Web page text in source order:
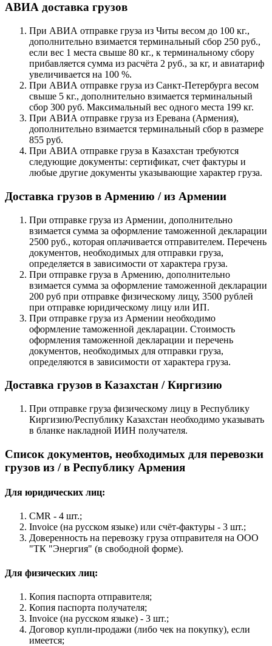
АВИА доставка грузов
При АВИА отправке груза из Читы весом до 100 кг.,
дополнительно взимается терминальный сбор 250 руб.,
если вес 1 места свыше 80 кг., к терминальному сбору
прибавляется сумма из расчёта 2 руб., за кг, и авиатариф
увеличивается на 100 %.
При АВИА отправке груза из Санкт-Петербурга весом
свыше 5 кг., дополнительно взимается терминальный
сбор 300 руб. Максимальный вес одного места 199 кг.
При АВИА отправке груза из Еревана (Армения),
дополнительно взимается терминальный сбор в размере
855 руб.
При АВИА отправке груза в Казахстан требуются
следующие документы: сертификат, счет фактуры и
любые другие документы указывающие характер груза.
Доставка грузов в Армению / из Армении
При отправке груза из Армении, дополнительно
взимается сумма за оформление таможенной декларации
2500 руб., которая оплачивается отправителем. Перечень
документов, необходимых для отправки груза,
определяется в зависимости от характера груза.
При отправке груза в Армению, дополнительно
взимается сумма за оформление таможенной декларации
200 руб при отправке физическому лицу, 3500 рублей
при отправке юридическому лицу или ИП.
При отправке груза из Армении необходимо
оформление таможенной декларации. Стоимость
оформления таможенной декларации и перечень
документов, необходимых для отправки груза,
определяются в зависимости от характера груза.
Доставка грузов в Казахстан / Киргизию
При отправке груза физическому лицу в Республику
Киргизию/Республику Казахстан необходимо указывать
в бланке накладной ИИН получателя.
Список документов, необходимых для перевозки
грузов из / в Республику Армения
Для юридических лиц:
CMR - 4 шт.;
Invoice (на русском языке) или счёт-фактуры - 3 шт.;
Доверенность на перевозку груза отправителя на ООО
"ТК "Энергия" (в свободной форме).
Для физических лиц:
Копия паспорта отправителя;
Копия паспорта получателя;
Invoice (на русском языке) - 3 шт.;
Договор купли-продажи (либо чек на покупку), если
имеется;